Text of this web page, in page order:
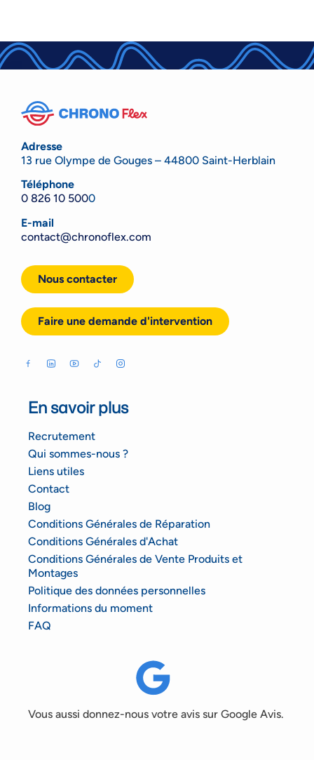
Adresse
13 rue Olympe de Gouges – 44800 Saint-Herblain
Téléphone
0 826 10 5000
E-mail
contact@chronoflex.com
Nous contacter
Faire une demande d'intervention
En savoir plus
Recrutement
Qui sommes-nous ?
Liens utiles
Contact
Blog
Conditions Générales de Réparation
Conditions Générales d'Achat
Conditions Générales de Vente Produits et
Montages
Politique des données personnelles
Informations du moment
FAQ
Vous aussi donnez-nous votre avis sur Google Avis.